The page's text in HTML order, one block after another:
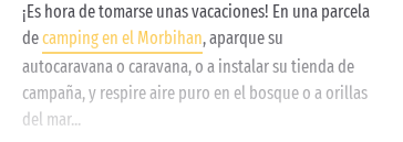
¡Es hora de tomarse unas vacaciones! En una parcela
decamping en el Morbihan, aparque su
autocaravana o caravana, o a instalar su tienda de
campaña, y respire aire puro en el bosque o a orillas
del mar...